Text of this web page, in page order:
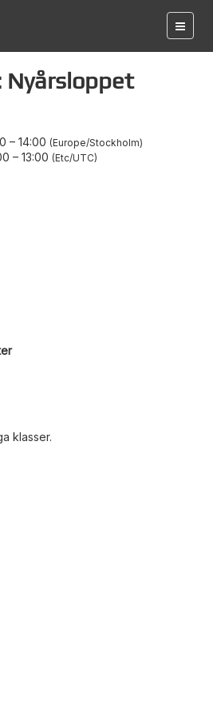
– 14:00 Europe/Stockholm
– 13:00 Etc/UTC
klasser.